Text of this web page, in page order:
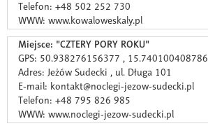
Telefon: +48 502 252 730
WWW: www.kowaloweskaly.pl
Miejsce: "CZTERY PORY ROKU"
GPS: 50.938276156377 , 15.740100408786
Adres: Jeżów Sudecki , ul. Długa 101
E-mail: kontakt@noclegi-jezow-sudecki.pl
Telefon: +48 795 826 985
WWW: www.noclegi-jezow-sudecki.pl